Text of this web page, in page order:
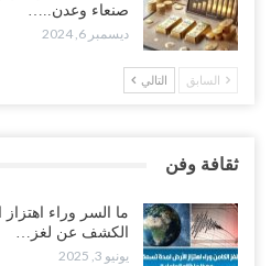
صنعاء وعدن..…
ديسمبر 6, 2024
السابق التالي
ثقافة وفن
الكشف عن لغز…
يونيو 3, 2025